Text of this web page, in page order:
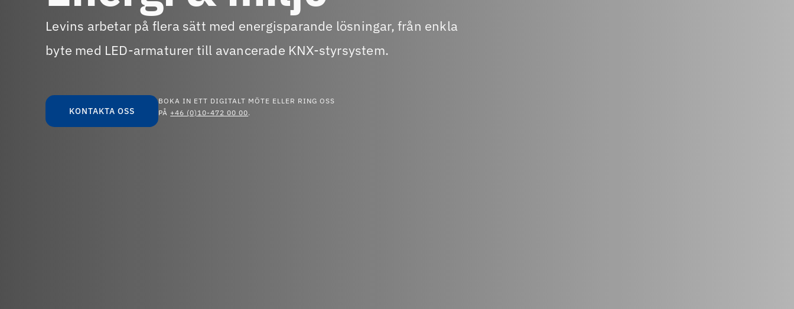
Levins arbetar på flera sätt med energisparande lösningar, från enkla
byte med LED-armaturer till avancerade KNX-styrsystem.
KONTAKTA OSS
BOKA IN ETT DIGITALT MÖTE ELLER RING OSS
PÅ+46 (0)10-472 00 00.